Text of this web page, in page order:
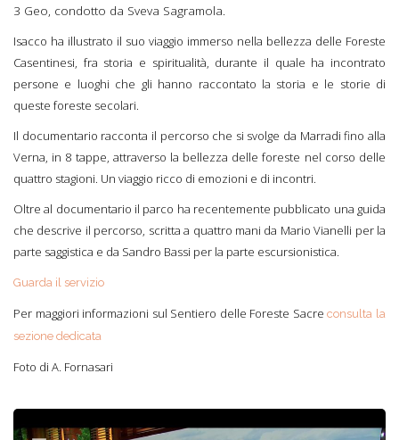
3 Geo, condotto da Sveva Sagramola.
Isacco ha illustrato il suo viaggio immerso nella bellezza delle Foreste
Casentinesi, fra storia e spiritualità, durante il quale ha incontrato
persone e luoghi che gli hanno raccontato la storia e le storie di
queste foreste secolari.
Il documentario racconta il percorso che si svolge da Marradi fino alla
Verna, in 8 tappe, attraverso la bellezza delle foreste nel corso delle
quattro stagioni. Un viaggio ricco di emozioni e di incontri.
Oltre al documentario il parco ha recentemente pubblicato una guida
che descrive il percorso, scritta a quattro mani da Mario Vianelli per la
parte saggistica e da Sandro Bassi per la parte escursionistica.
Guarda il servizio
Per maggiori informazioni sul Sentiero delle Foreste Sacreconsulta la
sezione dedicata
Foto di A. Fornasari
Foreste Sacre a